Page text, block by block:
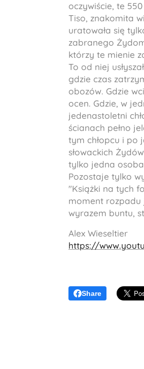
oczywiście, te
Tiso, znakomita
uratowała się
zabranego
którzy te mienie
To od niej
gdzie czas
obozów. Gdzie
ocen. Gdzie, w
jedenastoletni
ścianach pełno
tym chłopcu i po
słowackich
tylko jedna
Pozostaje tylko
"Książki na tych
moment rozpadu
wyrazem buntu,
Alex Wieseltier
https://
Share